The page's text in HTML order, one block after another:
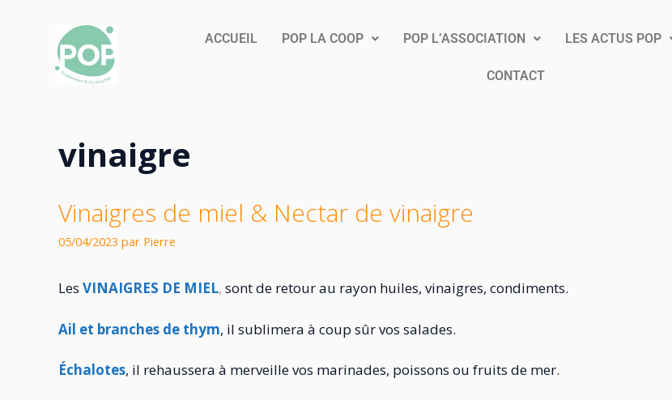
ACCUEIL POP LA COOP POP L’ASSOCIATION LES ACTUS POP
CONTACT
vinaigre
Vinaigres de miel & Nectar de vinaigre
05/04/2023 par Pierre
Les VINAIGRES DE MIEL, sont de retour au rayon huiles, vinaigres, condiments.
Ail et branches de thym, il sublimera à coup sûr vos salades.
Échalotes, il rehaussera à merveille vos marinades, poissons ou fruits de mer.